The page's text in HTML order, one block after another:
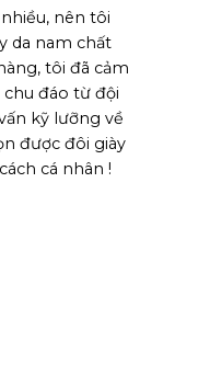
nên tôi
da nam chất
tôi đã cảm
đáo từ đội
kỹ lưỡng về
được đôi giày
cá nhân !